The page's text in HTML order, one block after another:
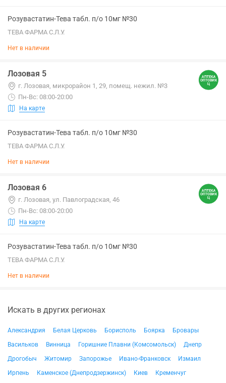
Розувастатин-Тева табл. п/о 10мг №30
ТЕВА ФАРМА С.Л.У.
Нет в наличии
Лозовая 5
г. Лозовая, микрорайон 1, 29, помещ. нежил. №3
Пн-Вс: 08:00-20:00
На карте
Розувастатин-Тева табл. п/о 10мг №30
ТЕВА ФАРМА С.Л.У.
Нет в наличии
Лозовая 6
г. Лозовая, ул. Павлоградская, 46
Пн-Вс: 08:00-20:00
На карте
Розувастатин-Тева табл. п/о 10мг №30
ТЕВА ФАРМА С.Л.У.
Нет в наличии
Искать в других регионах
Александрия Белая Церковь Борисполь Боярка
Бровары
Васильков
Винница Горишние Плавни (Комсомольск)
Днепр
Дрогобыч
Житомир Запорожье Ивано-Франковск
Измаил
Ирпень
Каменское (Днепродзержинск) Киев
Кременчуг